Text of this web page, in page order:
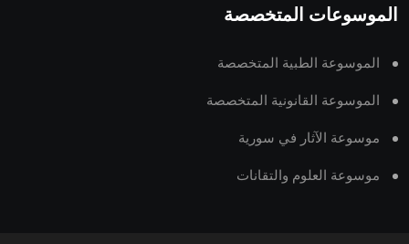
الموسوعات المتخصصة
الموسوعة الطبية المتخصصة
الموسوعة القانونية المتخصصة
موسوعة الآثار في سورية
موسوعة العلوم والتقانات